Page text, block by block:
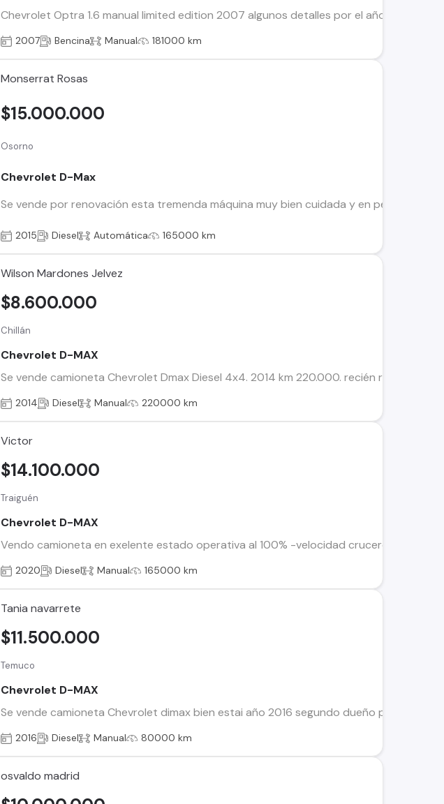
Chevrolet Optra 1.6 manual limited edition 2007 algunos detalles por el año, uso
2007 Bencina Manual 181000 km
Monserrat Rosas
Osorno
Chevrolet D-Max
Se vende por renovación esta tremenda máquina muy bien cuidada y en perfecto
$15.000.000
2015 Diesel Automática 165000 km
Wilson Mardones Jelvez
Chillán
Chevrolet D-MAX
Se vende camioneta Chevrolet Dmax Diesel 4x4. 2014 km 220.000. recién realizado
$8.600.000
2014 Diesel Manual 220000 km
Victor
Traiguén
Chevrolet D-MAX
Vendo camioneta en exelente estado operativa al 100% -velocidad crucero -aire
$14.100.000
2020 Diesel Manual 165000 km
Tania navarrete
Temuco
Chevrolet D-MAX
Se vende camioneta Chevrolet dimax bien estai año 2016 segundo dueño precio
$11.500.000
2016 Diesel Manual 80000 km
osvaldo madrid